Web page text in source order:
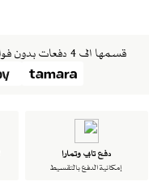
قسمها الى 4 دفعات بدون فوائد بقيمة
دفع تابي وتمارا
إمكانية الدفع بالتقسيط